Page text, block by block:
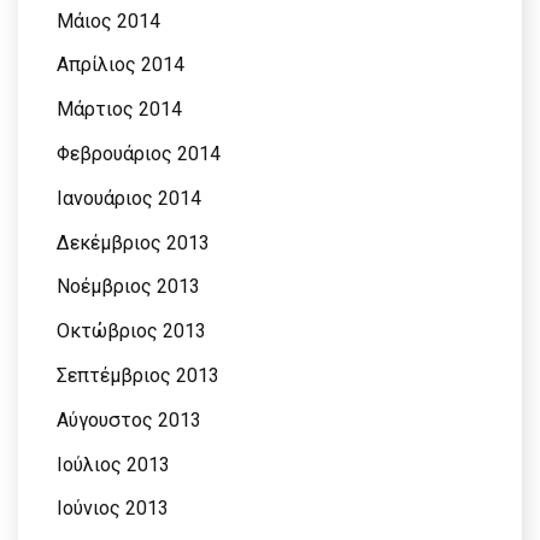
Μάιος 2014
Απρίλιος 2014
Μάρτιος 2014
Φεβρουάριος 2014
Ιανουάριος 2014
Δεκέμβριος 2013
Νοέμβριος 2013
Οκτώβριος 2013
Σεπτέμβριος 2013
Αύγουστος 2013
Ιούλιος 2013
Ιούνιος 2013